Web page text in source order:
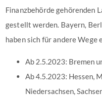
Finanzbehörde gehörenden
gestellt werden. Bayern,
haben sich für andere Wege
Ab 2.5.2023: Bremen
Ab 4.5.2023: Hessen,
Niedersachsen,